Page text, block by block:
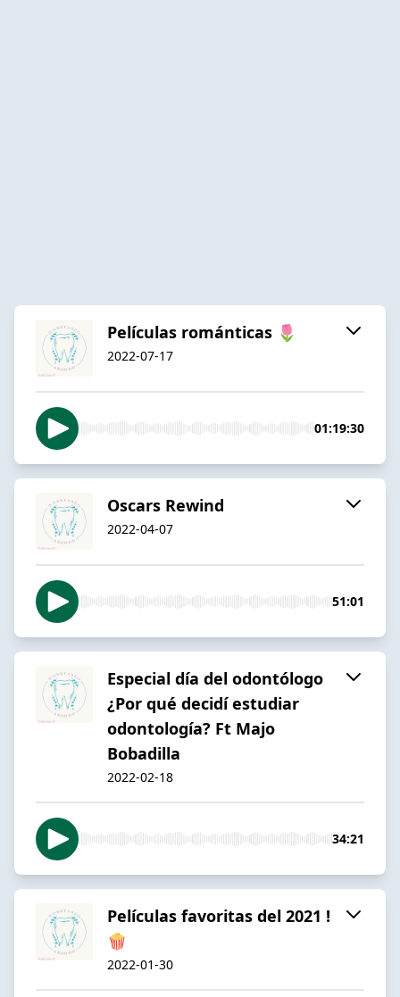
Películas románticas 🌷
2022-07-17
01:19:30
Oscars Rewind
2022-04-07
51:01
Especial día del odontólogo
¿Por qué decidí estudiar
odontología? Ft Majo
Bobadilla
2022-02-18
34:21
Películas favoritas del 2021 !
🍿
2022-01-30